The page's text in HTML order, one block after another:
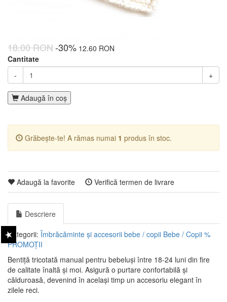
18.00 RON-30% 12.60 RON
Cantitate
-
+
Adaugă în coş
Grăbește-te! A rămas numai 1 produs în stoc.
Adaugă la favorite Verifică termen de livrare
Descriere
Categorii: Îmbrăcăminte și accesorii bebe / copii Bebe / Copii %
PROMOȚII
Bentiță tricotată manual pentru bebeluși între 18-24 luni din fire
de calitate înaltă și moi. Asigură o purtare confortabilă și
călduroasă, devenind în același timp un accesoriu elegant în
zilele reci.